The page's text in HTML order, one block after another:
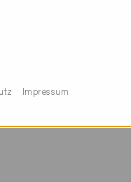
Impressum